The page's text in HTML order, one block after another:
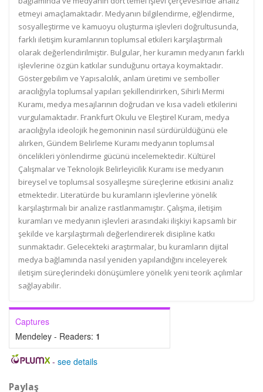
etmeyi amaçlamaktadır. Medyanın bilgilendirme, eğlendirme,
sosyalleştirme ve kamuoyu oluşturma işlevleri doğrultusunda,
farklı iletişim kuramlarının toplumsal etkileri karşılaştırmalı
olarak değerlendirilmiştir. Bulgular, her kuramın medyanın farklı
işlevlerine özgün katkılar sunduğunu ortaya koymaktadır.
Göstergebilim ve Yapısalcılık, anlam üretimi ve semboller
aracılığıyla toplumsal yapıları şekillendirirken, Sihirli Mermi
Kuramı, medya mesajlarının doğrudan ve kısa vadeli etkilerini
vurgulamaktadır. Frankfurt Okulu ve Eleştirel Kuram, medya
aracılığıyla ideolojik hegemoninin nasıl sürdürüldüğünü ele
alırken, Gündem Belirleme Kuramı medyanın toplumsal
öncelikleri yönlendirme gücünü incelemektedir. Kültürel
Çalışmalar ve Teknolojik Belirleyicilik Kuramı ise medyanın
bireysel ve toplumsal sosyalleşme süreçlerine etkisini analiz
etmektedir. Literatürde bu kuramların işlevlerine yönelik
karşılaştırmalı bir analize rastlanmamıştır. Çalışma, iletişim
kuramları ve medyanın işlevleri arasındaki ilişkiyi kapsamlı bir
şekilde ve karşılaştırmalı değerlendirerek disipline katkı
sunmaktadır. Gelecekteki araştırmalar, bu kuramların dijital
medya bağlamında nasıl yeniden yapılandığını inceleyerek
iletişim süreçlerindeki dönüşümlere yönelik yeni teorik açılımlar
sağlayabilir.
Captures
Mendeley - Readers: 1
- see details
Paylaş